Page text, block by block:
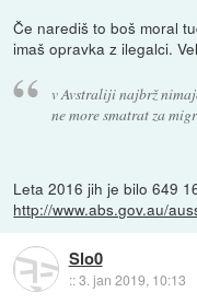
Če narediš to boš moral
imaš opravka z ilegalci.
v Avstraliji najbrž
ne more smatrat za
Leta 2016 jih je bilo 649
http://www.abs.gov.au/
Slo0
::3. jan 2019, 10:13